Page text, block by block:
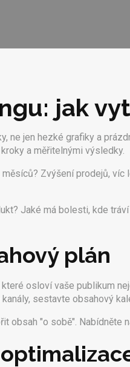
jak
ne jen hezké grafiky a
a měřitelnými výsledky.
Zvýšení prodejů,
Jaké má bolesti, kde
plán
osloví vaše publikum
sestavte obsahový
"o sobě". Nabídněte